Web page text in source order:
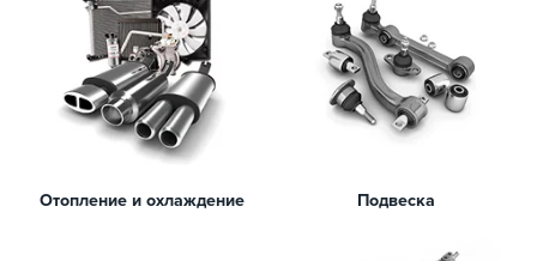
Отопление и охлаждение Подвеска